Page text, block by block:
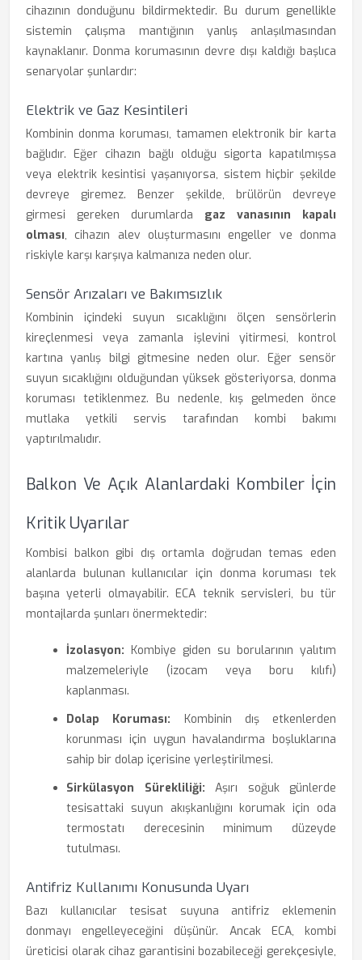
cihazının donduğunu bildirmektedir. Bu durum genellikle
sistemin çalışma mantığının yanlış anlaşılmasından
kaynaklanır. Donma korumasının devre dışı kaldığı başlıca
senaryolar şunlardır:
Elektrik ve Gaz Kesintileri
Kombinin donma koruması, tamamen elektronik bir karta
bağlıdır. Eğer cihazın bağlı olduğu sigorta kapatılmışsa
veya elektrik kesintisi yaşanıyorsa, sistem hiçbir şekilde
devreye giremez. Benzer şekilde, brülörün devreye
girmesi gereken durumlarda gaz vanasının kapalı
olması, cihazın alev oluşturmasını engeller ve donma
riskiyle karşı karşıya kalmanıza neden olur.
Sensör Arızaları ve Bakımsızlık
Kombinin içindeki suyun sıcaklığını ölçen sensörlerin
kireçlenmesi veya zamanla işlevini yitirmesi, kontrol
kartına yanlış bilgi gitmesine neden olur. Eğer sensör
suyun sıcaklığını olduğundan yüksek gösteriyorsa, donma
koruması tetiklenmez. Bu nedenle, kış gelmeden önce
mutlaka yetkili servis tarafından kombi bakımı
yaptırılmalıdır.
Balkon Ve Açık Alanlardaki Kombiler İçin
Kritik Uyarılar
Kombisi balkon gibi dış ortamla doğrudan temas eden
alanlarda bulunan kullanıcılar için donma koruması tek
başına yeterli olmayabilir. ECA teknik servisleri, bu tür
montajlarda şunları önermektedir:
İzolasyon: Kombiye giden su borularının yalıtım
malzemeleriyle (izocam veya boru kılıfı)
kaplanması.
Dolap Koruması: Kombinin dış etkenlerden
korunması için uygun havalandırma boşluklarına
sahip bir dolap içerisine yerleştirilmesi.
Sirkülasyon Sürekliliği: Aşırı soğuk günlerde
tesisattaki suyun akışkanlığını korumak için oda
termostatı derecesinin minimum düzeyde
tutulması.
Antifriz Kullanımı Konusunda Uyarı
Bazı kullanıcılar tesisat suyuna antifriz eklemenin
donmayı engelleyeceğini düşünür. Ancak ECA, kombi
üreticisi olarak cihaz garantisini bozabileceği gerekçesiyle,